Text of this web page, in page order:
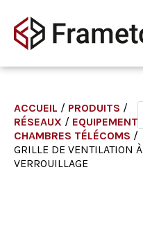
ACCUEIL / PRODUITS /
RÉSEAUX / EQUIPEMENTS
CHAMBRES TÉLÉCOMS /
GRILLE DE VENTILATION À
VERROUILLAGE